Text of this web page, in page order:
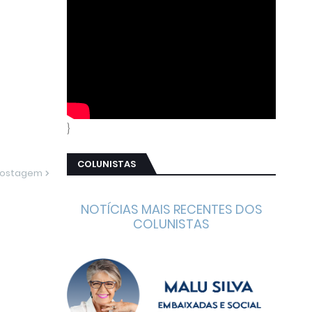
}
COLUNISTAS
NOTÍCIAS MAIS RECENTES DOS
COLUNISTAS